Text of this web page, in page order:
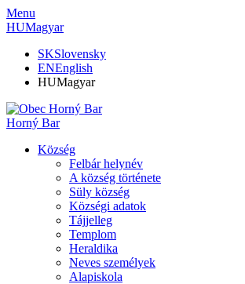
Menu
HUMagyar
SKSlovensky
ENEnglish
HUMagyar
Horný Bar
Község
Felbár helynév
A község története
Süly község
Községi adatok
Tájjelleg
Templom
Heraldika
Neves személyek
Alapiskola